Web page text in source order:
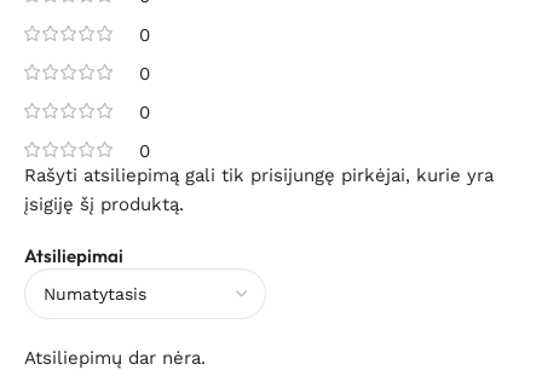
0
0
0
0
Atsiliepimai
Atsiliepimų dar nėra.
Rašyti atsiliepimą gali tik prisijungę pirkėjai, kurie yra
įsigiję šį produktą.